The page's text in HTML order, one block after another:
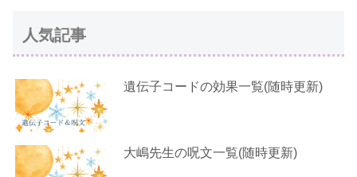
人気記事
遺伝子コードの効果一覧(随時更新)
大嶋先生の呪文一覧(随時更新)